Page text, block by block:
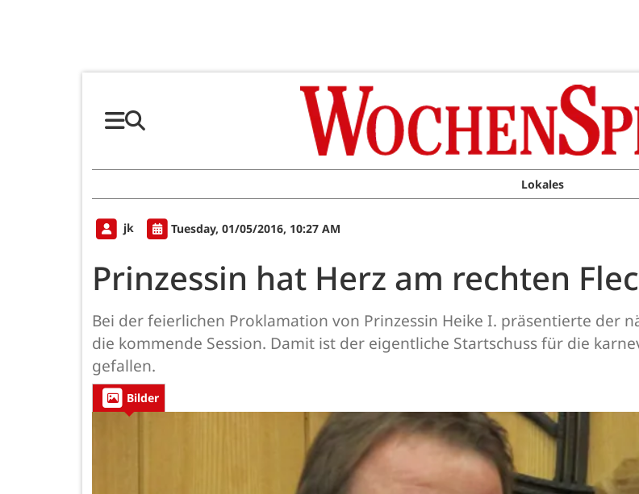
Lokales
jk Tuesday, 01/05/2016, 10:27 AM
Prinzessin hat Herz am rechten
Bei der feierlichen Proklamation von Prinzessin Heike I. präsentierte der
die kommende Session. Damit ist der eigentliche Startschuss für die
gefallen.
Bilder